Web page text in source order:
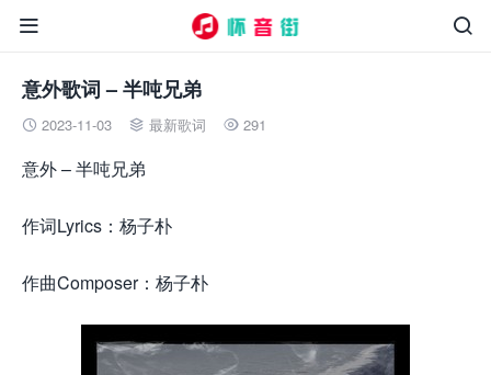


意外歌词 – 半吨兄弟
 2023-11-03  最新歌词  291
意外 – 半吨兄弟
作词Lyrics：杨子朴
作曲Composer：杨子朴